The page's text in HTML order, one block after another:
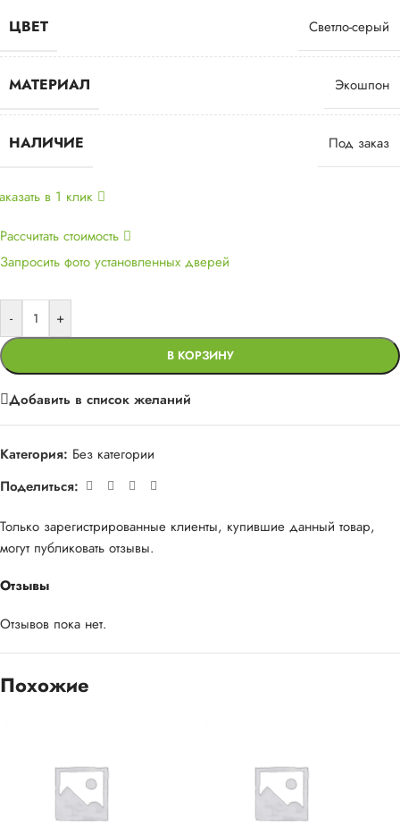
ЦВЕТ Светло-серый
МАТЕРИАЛ Экошпон
НАЛИЧИЕ Под заказ
в 1 клик
Рассчитать стоимость
Запросить фото установленных дверей
- +
В КОРЗИНУ
Добавить в список желаний
Категория: Без категории
Поделиться:
Отзывы
Отзывов пока нет.
Только зарегистрированные клиенты, купившие данный товар,
могут публиковать отзывы.
Похожие